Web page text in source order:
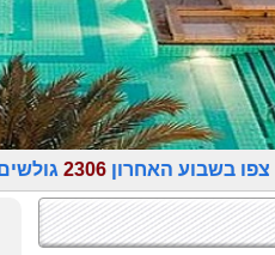
צפו בשבוע האחרון2306